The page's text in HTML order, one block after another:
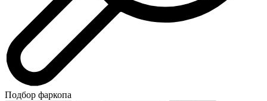
Подбор фаркопа